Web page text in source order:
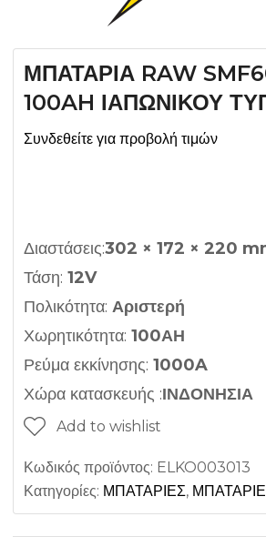
ΜΠΑΤΑΡΙΑ RAW
100AH ΙΑΠΩΝΙΚΟΥ
Συνδεθείτε για προβολή τιμών
Διαστάσεις:302 × 172 × 220
Τάση: 12V
Πολικότητα: Αριστερή
Χωρητικότητα: 100ΑΗ
Ρεύμα εκκίνησης: 1000A
Χώρα κατασκευής :ΙΝΔΟΝΗΣΙΑ
Add to wishlist
Κωδικός προϊόντος: ELKO003013
Κατηγορίες: ΜΠΑΤΑΡΙΕΣ,